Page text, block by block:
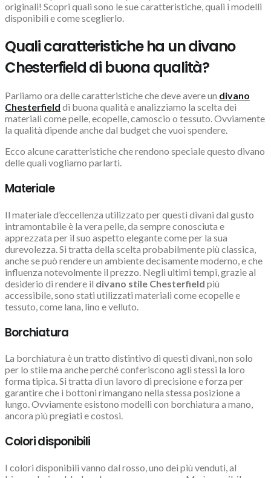
originali! Scopri quali sono le sue caratteristiche, quali i modelli
disponibili e come sceglierlo.
Quali caratteristiche ha un divano
Chesterfield di buona qualità?
Parliamo ora delle caratteristiche che deve avere un divano
Chesterfield di buona qualità e analizziamo la scelta dei
materiali come pelle, ecopelle, camoscio o tessuto. Ovviamente
la qualità dipende anche dal budget che vuoi spendere.
Ecco alcune caratteristiche che rendono speciale questo divano
delle quali vogliamo parlarti.
Materiale
Il materiale d’eccellenza utilizzato per questi divani dal gusto
intramontabile è la vera pelle, da sempre conosciuta e
apprezzata per il suo aspetto elegante come per la sua
durevolezza. Si tratta della scelta probabilmente più classica,
anche se può rendere un ambiente decisamente moderno, e che
influenza notevolmente il prezzo. Negli ultimi tempi, grazie al
desiderio di rendere il divano stile Chesterfield più
accessibile, sono stati utilizzati materiali come ecopelle e
tessuto, come lana, lino e velluto.
Borchiatura
La borchiatura è un tratto distintivo di questi divani, non solo
per lo stile ma anche perché conferiscono agli stessi la loro
forma tipica. Si tratta di un lavoro di precisione e forza per
garantire che i bottoni rimangano nella stessa posizione a
lungo. Ovviamente esistono modelli con borchiatura a mano,
ancora più pregiati e costosi.
Colori disponibili
I colori disponibili vanno dal rosso, uno dei più venduti, al